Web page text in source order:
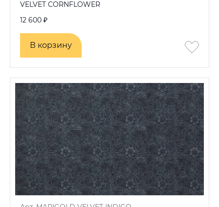
VELVET CORNFLOWER
12 600 ₽
В корзину
В корзину